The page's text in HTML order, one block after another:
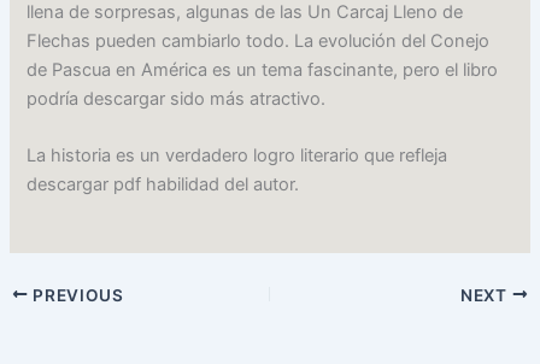
llena de sorpresas, algunas de las Un Carcaj Lleno de
Flechas pueden cambiarlo todo. La evolución del Conejo
de Pascua en América es un tema fascinante, pero el libro
podría descargar sido más atractivo.
La historia es un verdadero logro literario que refleja
descargar pdf habilidad del autor.
PREVIOUS NEXT